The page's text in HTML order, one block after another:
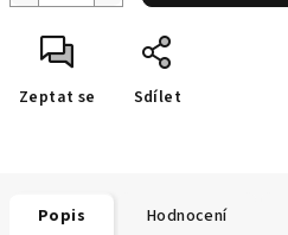
Zeptat se Sdílet
Popis Hodnocení